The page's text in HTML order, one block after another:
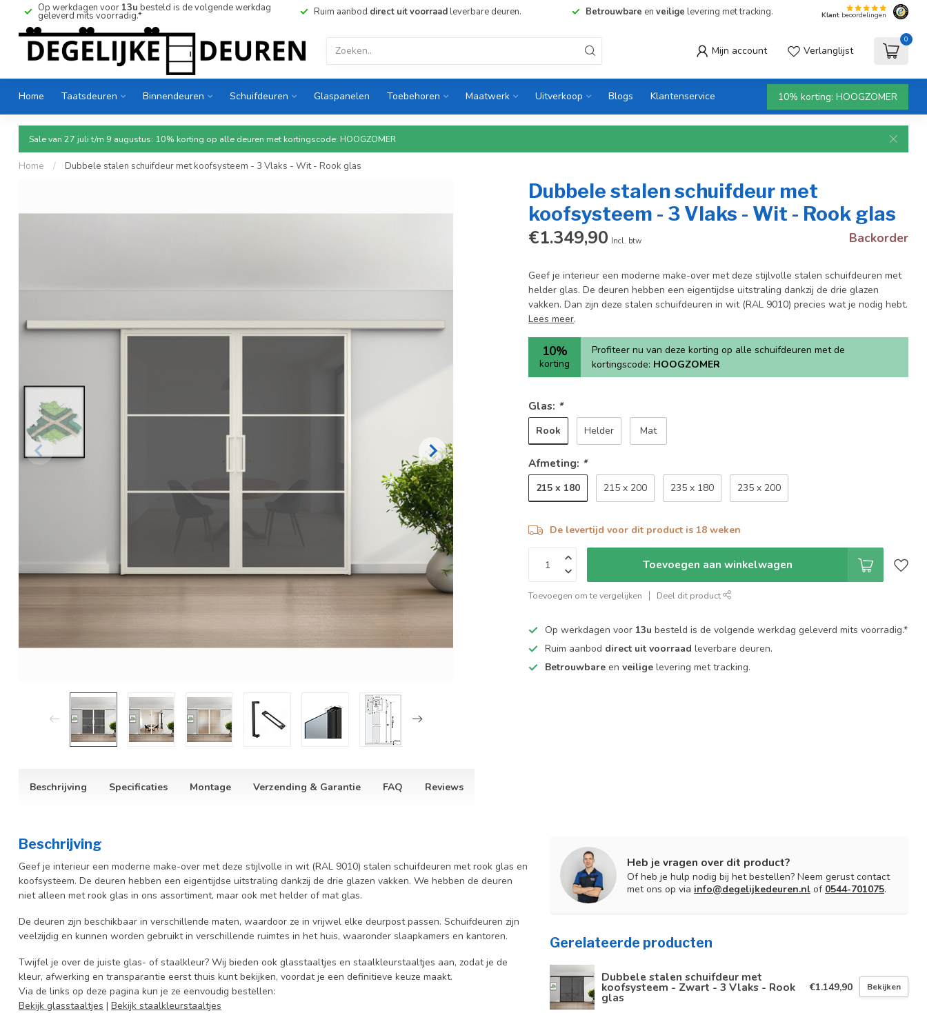
Op werkdagen voor 13u besteld is de volgende werkdag
geleverd mits voorradig.* Ruim aanbod direct uit voorraadleverbare deuren. Betrouwbare en veilige levering met tracking. Klant beoordelingen
Mijn account Verlanglijst
0
Home Taatsdeuren Binnendeuren Schuifdeuren Glaspanelen Toebehoren Maatwerk Uitverkoop Blogs Klantenservice 10% korting: HOOGZOMER
Sale van 27 juli t/m 9 augustus: 10% korting op alle deuren met kortingscode: HOOGZOMER
Home / Dubbele stalen schuifdeur met koofsysteem - 3 Vlaks - Wit - Rook glas
Dubbele stalen schuifdeur met
koofsysteem - 3 Vlaks - Wit - Rook glas
€1.349,90 Incl. btw Backorder
Geef je interieur een moderne make-over met deze stijlvolle stalen schuifdeuren met
helder glas. De deuren hebben een eigentijdse uitstraling dankzij de drie glazen
vakken. Dan zijn deze stalen schuifdeuren in wit (RAL 9010) precies wat je nodig hebt.
Lees meer.
10%
korting
Profiteer nu van deze korting op alle schuifdeuren met de
kortingscode: HOOGZOMER
Glas: *
Rook Helder Mat
Afmeting: *
215 x 180 215 x 200 235 x 180 235 x 200
De levertijd voor dit product is 18 weken
Toevoegen aan winkelwagen
Toevoegen om te vergelijken Deel dit product
Op werkdagen voor 13u besteld is de volgende werkdag geleverd mits voorradig.*
Ruim aanbod direct uit voorraad leverbare deuren.
Betrouwbare enveiligelevering met tracking.
Beschrijving Specificaties Montage Verzending & Garantie FAQ Reviews
Beschrijving
Geef je interieur een moderne make-over met deze stijlvolle in wit (RAL 9010) stalen schuifdeuren met rook glas en
koofsysteem. De deuren hebben een eigentijdse uitstraling dankzij de drie glazen vakken. We hebben de deuren
niet alleen met rook glas in ons assortiment, maar ook met helder of mat glas.
De deuren zijn beschikbaar in verschillende maten, waardoor ze in vrijwel elke deurpost passen. Schuifdeuren zijn
veelzijdig en kunnen worden gebruikt in verschillende ruimtes in het huis, waaronder slaapkamers en kantoren.
Twijfel je over de juiste glas- of staalkleur? Wij bieden ook glasstaaltjes en staalkleurstaaltjes aan, zodat je de
kleur, afwerking en transparantie eerst thuis kunt bekijken, voordat je een definitieve keuze maakt.
Via de links op deze pagina kun je ze eenvoudig bestellen:
Bekijk glasstaaltjes | Bekijk staalkleurstaaltjes
Heb je vragen over dit product?
Of heb je hulp nodig bij het bestellen? Neem gerust contact
met ons op via info@degelijkedeuren.nl of 0544-701075.
Gerelateerde producten
Dubbele stalen schuifdeur met
koofsysteem - Zwart - 3 Vlaks - Rook
glas
€1.149,90 Bekijken